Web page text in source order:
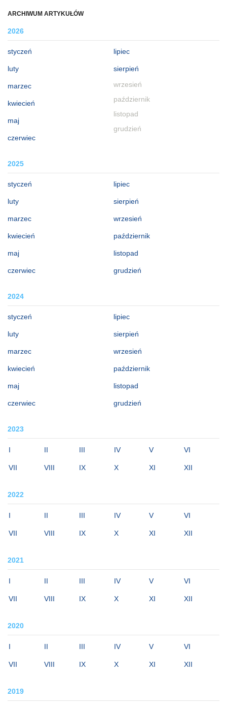
ARCHIWUM ARTYKUŁÓW
2026
styczeń
luty
marzec
kwiecień
maj
czerwiec
lipiec
sierpień
wrzesień
październik
listopad
grudzień
2025
styczeń
luty
marzec
kwiecień
maj
czerwiec
lipiec
sierpień
wrzesień
październik
listopad
grudzień
2024
styczeń
luty
marzec
kwiecień
maj
czerwiec
lipiec
sierpień
wrzesień
październik
listopad
grudzień
2023
I II III IV V VI
VII VIII IX X XI XII
2022
I II III IV V VI
VII VIII IX X XI XII
2021
I II III IV V VI
VII VIII IX X XI XII
2020
I II III IV V VI
VII VIII IX X XI XII
2019